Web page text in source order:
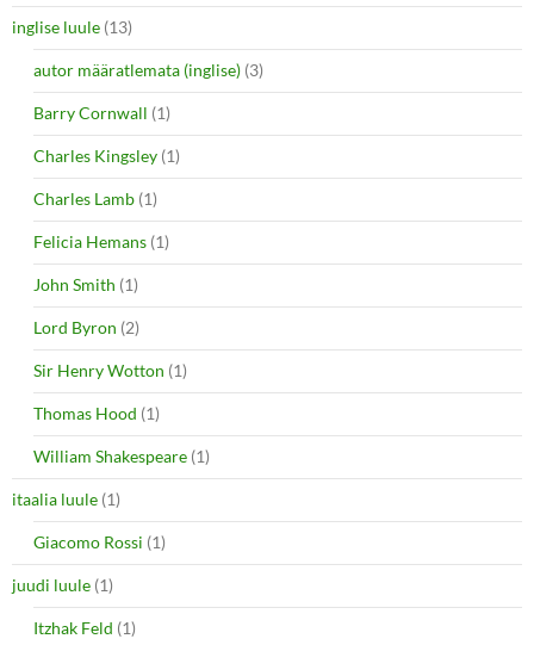
inglise luule (13)
autor määratlemata (inglise) (3)
Barry Cornwall (1)
Charles Kingsley (1)
Charles Lamb (1)
Felicia Hemans (1)
John Smith (1)
Lord Byron (2)
Sir Henry Wotton (1)
Thomas Hood (1)
William Shakespeare (1)
itaalia luule (1)
Giacomo Rossi (1)
juudi luule (1)
Itzhak Feld (1)